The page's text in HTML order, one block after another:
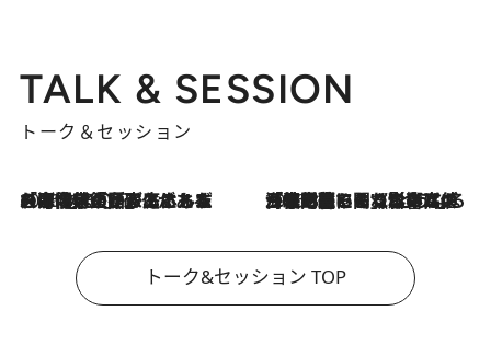
TALK & SESSION
トーク＆セッション
2026.8.3
「今後値上げがあるとすれば…」「リスクがあるのは今年の冬」エネルギー専門家が語る、ホルムズ海峡封鎖が家庭にもたらす“ある心配” 2026.8.3
「住宅建てられない…」「サーチャージ料の高値が続いている」ホルムズ海峡封鎖による影響はいつまで続く？《エネルギー専門家に聞く“どうなる日本の暮らし”》
トーク&セッション TOP